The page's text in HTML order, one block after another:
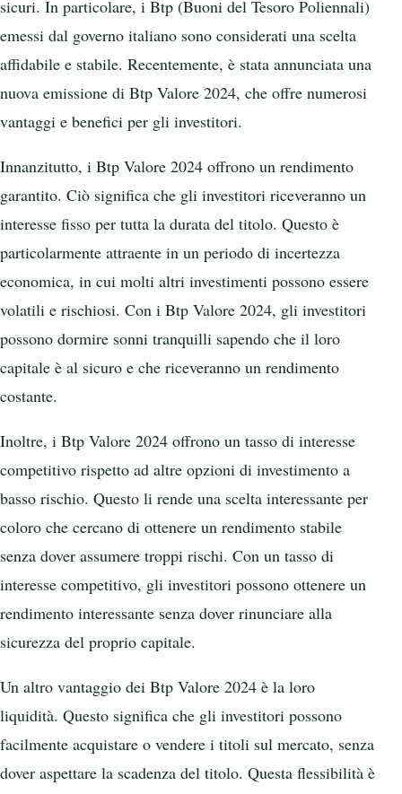
sicuri. In particolare, i Btp (Buoni del Tesoro Poliennali)
emessi dal governo italiano sono considerati una scelta
affidabile e stabile. Recentemente, è stata annunciata una
nuova emissione di Btp Valore 2024, che offre numerosi
vantaggi e benefici per gli investitori.
Innanzitutto, i Btp Valore 2024 offrono un rendimento
garantito. Ciò significa che gli investitori riceveranno un
interesse fisso per tutta la durata del titolo. Questo è
particolarmente attraente in un periodo di incertezza
economica, in cui molti altri investimenti possono essere
volatili e rischiosi. Con i Btp Valore 2024, gli investitori
possono dormire sonni tranquilli sapendo che il loro
capitale è al sicuro e che riceveranno un rendimento
costante.
Inoltre, i Btp Valore 2024 offrono un tasso di interesse
competitivo rispetto ad altre opzioni di investimento a
basso rischio. Questo li rende una scelta interessante per
coloro che cercano di ottenere un rendimento stabile
senza dover assumere troppi rischi. Con un tasso di
interesse competitivo, gli investitori possono ottenere un
rendimento interessante senza dover rinunciare alla
sicurezza del proprio capitale.
Un altro vantaggio dei Btp Valore 2024 è la loro
liquidità. Questo significa che gli investitori possono
facilmente acquistare o vendere i titoli sul mercato, senza
dover aspettare la scadenza del titolo. Questa flessibilità è